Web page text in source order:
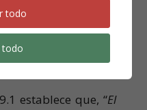
cumplir con sus
establece que, “El
todo
todo